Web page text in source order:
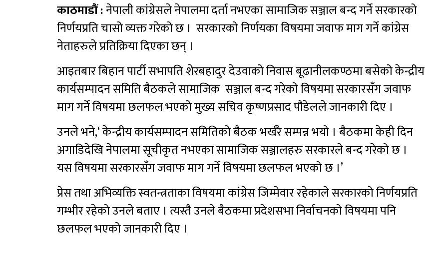
काठमाडौं :नेपाली कांग्रेसले नेपालमा दर्ता नभएका सामाजिक सञ्जाल बन्द गर्ने सरकारको
निर्णयप्रति चासो व्यक्त गरेको छ । सरकारको निर्णयका विषयमा जवाफ माग गर्ने कांग्रेस
नेताहरुले प्रतिक्रिया दिएका छन् ।
आइतबार बिहान पार्टी सभापति शेरबहादुर देउवाको निवास बूढानीलकण्ठमा बसेको केन्द्रीय
कार्यसम्पादन समिति बैठकले सामाजिक सञ्जाल बन्द गरेको विषयमा सरकारसँग जवाफ
माग गर्ने विषयमा छलफल भएको मुख्य सचिव कृष्णप्रसाद पौडेलले जानकारी दिए ।
उनले भने,‘ केन्द्रीय कार्यसम्पादन समितिको बैठक भर्खरै सम्पन्न भयो । बैठकमा केही दिन
अगाडिदेखि नेपालमा सूचीकृत नभएका सामाजिक सञ्जालहरु सरकारले बन्द गरेको छ ।
यस विषयमा सरकारसँग जवाफ माग गर्ने विषयमा छलफल भएको छ ।’
प्रेस तथा अभिव्यक्ति स्वतन्त्रताका विषयमा कांग्रेस जिम्मेवार रहेकाले सरकारको निर्णयप्रति
गम्भीर रहेको उनले बताए । त्यस्तै उनले बैठकमा प्रदेशसभा निर्वाचनको विषयमा पनि
छलफल भएको जानकारी दिए ।